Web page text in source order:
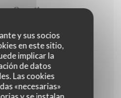
y sus socios
en este sitio,
implicar la
de datos
Las cookies
«necesarias»
Quartiers
EUR
ponts de Paris
et poulet
EUR